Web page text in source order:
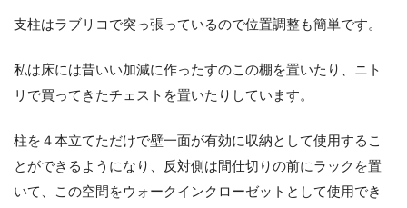
支柱はラブリコで突っ張っているので位置調整も簡単です。
私は床には昔いい加減に作ったすのこの棚を置いたり、ニト
リで買ってきたチェストを置いたりしています。
柱を４本立てただけで壁一面が有効に収納として使用するこ
とができるようになり、反対側は間仕切りの前にラックを置
いて、この空間をウォークインクローゼットとして使用でき